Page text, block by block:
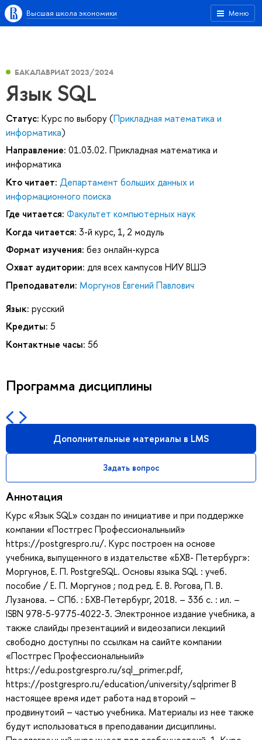
Меню
Высшая школа экономики
БАКАЛАВРИАТ 2023/2024
Язык SQL
Статус: Курс по выбору (Прикладная математика и
информатика)
Направление: 01.03.02. Прикладная математика и
информатика
Кто читает: Департамент больших данных и
информационного поиска
Где читается: Факультет компьютерных наук
Когда читается: 3-й курс, 1, 2 модуль
Формат изучения: без онлайн-курса
Охват аудитории: для всех кампусов НИУ ВШЭ
Преподаватели: Моргунов Евгений Павлович
Язык: русский
Кредиты: 5
Контактные часы: 56
Программа дисциплины
Дополнительные материалы в LMS
Задать вопрос
Аннотация
Курс «Язык SQL» создан по инициативе и при поддержке
компании «Постгрес Профессиональныий»
https://postgrespro.ru/. Курс построен на основе
учебника, выпущенного в издательстве «БХВ- Петербург»:
Моргунов, Е. П. PostgreSQL. Основы языка SQL : учеб.
пособие / Е. П. Моргунов ; под ред. Е. В. Рогова, П. В.
Лузанова. – СПб. : БХВ-Петербург, 2018. – 336 с. : ил. –
ISBN 978-5-9775-4022-3. Электронное издание учебника, а
также слаийды презентациий и видеозаписи лекциий
свободно доступны по ссылкам на саийте компании
«Постгрес Профессиональныий»
https://edu.postgrespro.ru/sql_primer.pdf,
https://postgrespro.ru/education/university/sqlprimer В
настоящее время идет работа над второий –
продвинутоий – частью учебника. Материалы из нее также
будут использоваться в преподавании дисциплины.